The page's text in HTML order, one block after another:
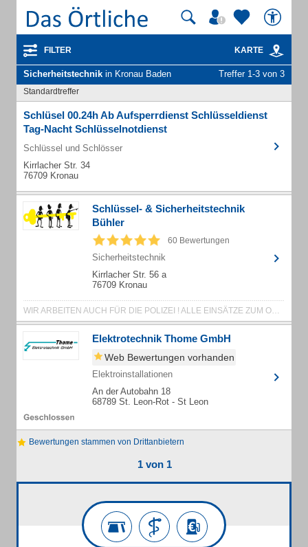
FILTER KARTE
Sicherheitstechnik in Kronau Baden Treffer 1-3 von 3
Standardtreffer
Schlüsel 00.24h Ab Aufsperrdienst Schlüsseldienst
Tag-Nacht Schlüsselnotdienst
Schlüssel und Schlösser
Kirrlacher Str. 34
76709 Kronau
Schlüssel- & Sicherheitstechnik
Bühler
60 Bewertungen
Sicherheitstechnik
Kirrlacher Str. 56 a
76709 Kronau
WIR ARBEITEN AUCH FÜR DIE POLIZEI ! ALLE EINSÄTZE ZUM ORTSTARIF
Elektrotechnik Thome GmbH
Web Bewertungen vorhanden
Elektroinstallationen
An der Autobahn 18
68789 St. Leon-Rot - St Leon
Bewertungen stammen von Drittanbietern
1 von 1